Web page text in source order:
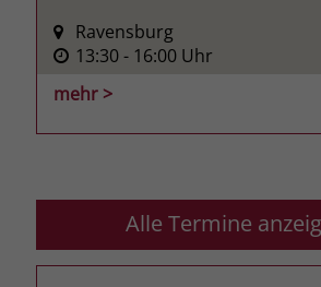
Ravensburg
13:30- 16:00 Uhr
mehr >
Alle Termine